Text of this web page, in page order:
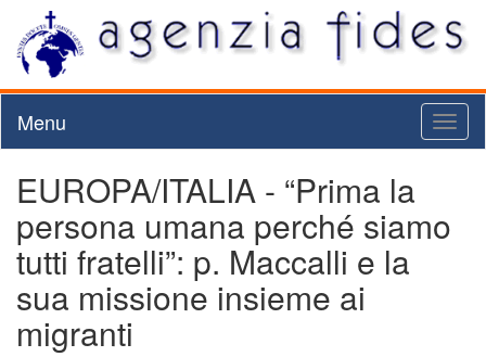
Menu
EUROPA/ITALIA - “Prima la
persona umana perché siamo
tutti fratelli”: p. Maccalli e la
sua missione insieme ai
migranti